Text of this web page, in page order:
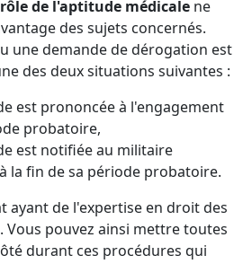
de l'aptitude médicale ne
des sujets concernés.
une demande de dérogation est
des deux situations suivantes :
est prononcée à l'engagement
probatoire,
est notifiée au militaire
la fin de sa période probatoire.
ayant de l'expertise en droit des
pouvez ainsi mettre toutes
durant ces procédures qui